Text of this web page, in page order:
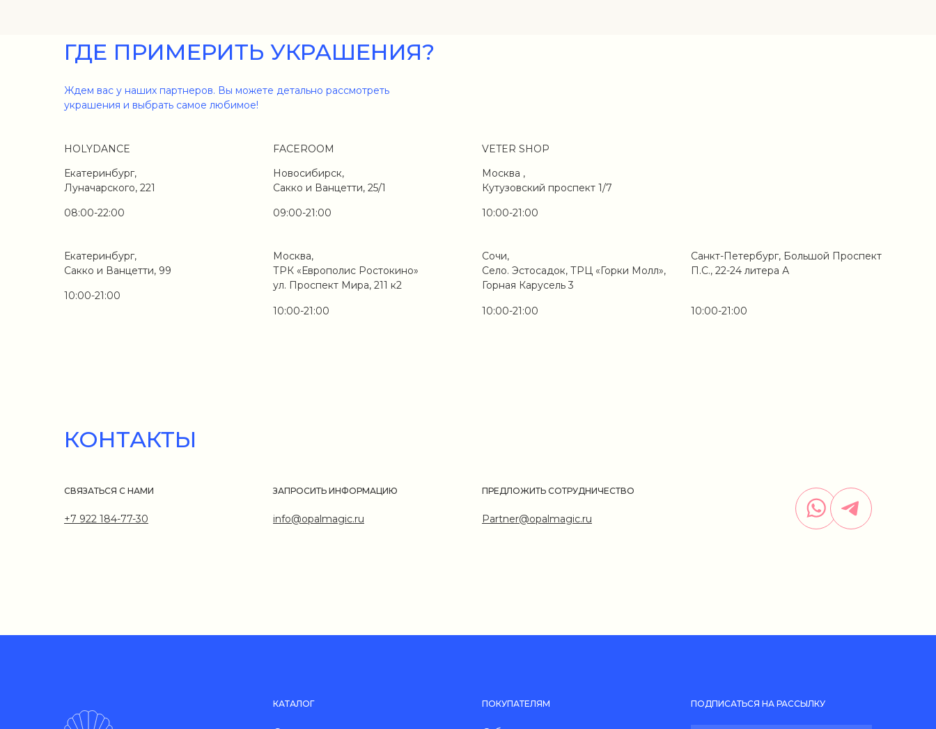
ГДЕ ПРИМЕРИТЬ УКРАШЕНИЯ?
10:00-21:00
Санкт-Петербург, Большой Проспект
П.С., 22-24 литера А
10:00-21:00
Сочи,
Село. Эстосадок, ТРЦ «Горки Молл»,
Горная Карусель 3
10:00-21:00
Москва,
ТРК «Европолис Ростокино»
ул. Проспект Мира, 211 к2
Екатеринбург,
Луначарского, 221
HOLYDANCE
08:00-22:00
10:00-21:00
Екатеринбург,
Сакко и Ванцетти, 99
Ждем вас у наших партнеров. Вы можете детально рассмотреть
украшения и выбрать самое любимое!
FACEROOM
Новосибирск,
Сакко и Ванцетти, 25/1
09:00-21:00
VETER SHOP
Москва ,
Кутузовский проспект 1/7
10:00-21:00
КОНТАКТЫ
info@opalmagic.ru
+7 922 184-77-30
СВЯЗАТЬСЯ С НАМИ ЗАПРОСИТЬ ИНФОРМАЦИЮ
Partner@opalmagic.ru
ПРЕДЛОЖИТЬ СОТРУДНИЧЕСТВО
КАТАЛОГ ПОКУПАТЕЛЯМ ПОДПИСАТЬСЯ НА РАССЫЛКУ